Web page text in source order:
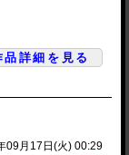
品詳細を見る
09月17日(火) 00:29